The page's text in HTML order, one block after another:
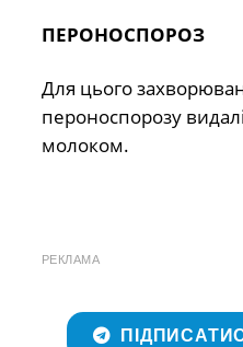
ПЕРОНОСПОРОЗ
Для цього
пероноспорозу
молоком.
РЕКЛАМА